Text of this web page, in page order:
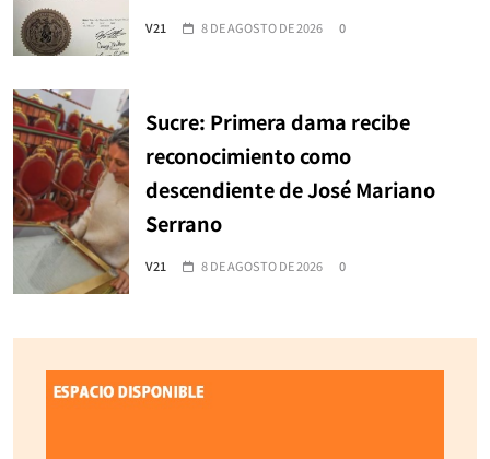
V21 8 DE AGOSTO DE 2026 0
Sucre: Primera dama recibe
reconocimiento como
descendiente de José Mariano
Serrano
V21 8 DE AGOSTO DE 2026 0